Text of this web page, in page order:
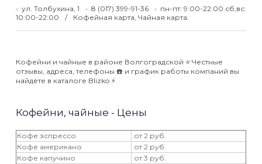
ул. Толбухина, 1 8 (017) 399-91-36
пн-пт: 9:00-22:00 сб,вс:
10:00-22:00
Кофейная карта, Чайная карта.
Кофейни и чайные в районе Волгоградской ⭐️ Честные
отзывы, адреса, телефоны ☎️ и график работы компаний вы
найдёте в каталоге Blizko ⚡️
Кофейни, чайные - Цены
Кофе эспрессо
от 2 руб.
Кофе американо
от 2 руб.
Кофе капучино
от 3 руб.